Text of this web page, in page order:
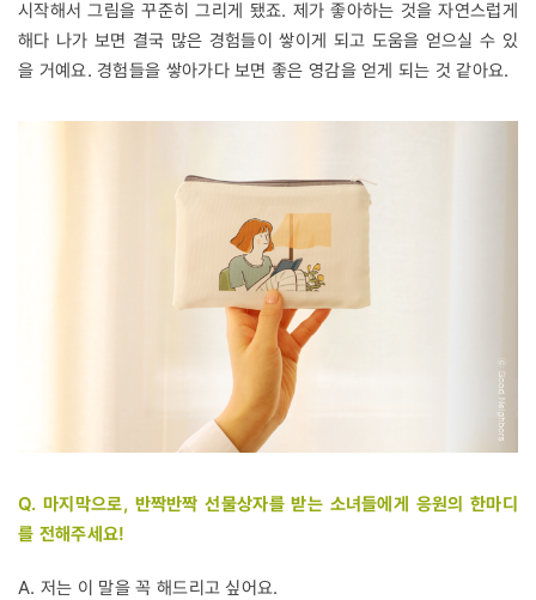
시작해서 그림을 꾸준히 그리게 됐죠. 제가 좋아하는 것을 자연스럽게
해다 나가 보면 결국 많은 경험들이 쌓이게 되고 도움을 얻으실 수 있
을 거예요. 경험들을 쌓아가다 보면 좋은 영감을 얻게 되는 것 같아요.
Q. 마지막으로, 반짝반짝 선물상자를 받는 소녀들에게 응원의 한마디
를 전해주세요!
A. 저는 이 말을 꼭 해드리고 싶어요.